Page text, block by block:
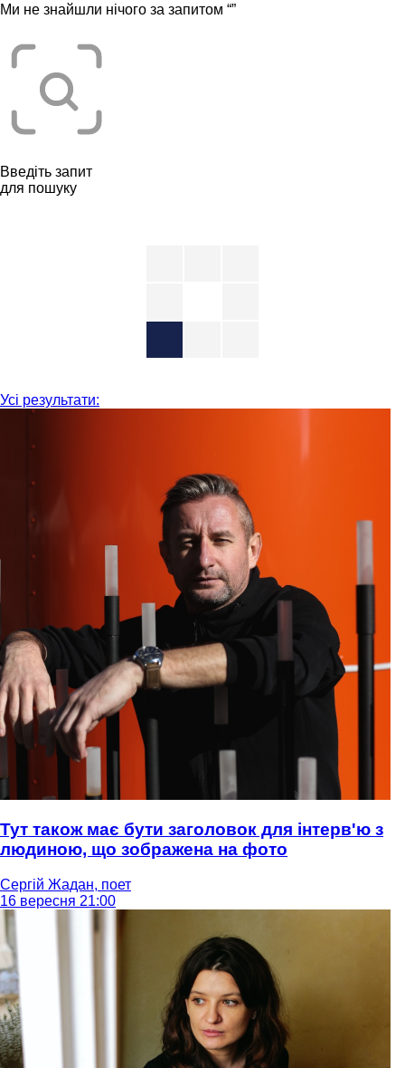
Ми не знайшли нічого за запитом “”
Введіть запит
для пошуку
Усі результати:
Тут також має бути заголовок для інтерв'ю з
людиною, що зображена на фото
Сергій Жадан, поет
16 вересня 21:00